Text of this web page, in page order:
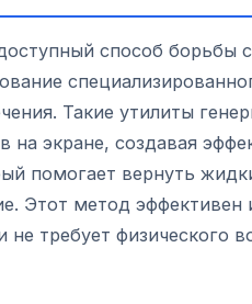
способ борьбы
Такие утилиты
на экране, создавая
помогает вернуть
Этот метод эффективен
не требует физического